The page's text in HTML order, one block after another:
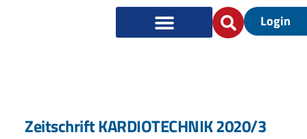
Login
Zeitschrift KARDIOTECHNIK 2020/3